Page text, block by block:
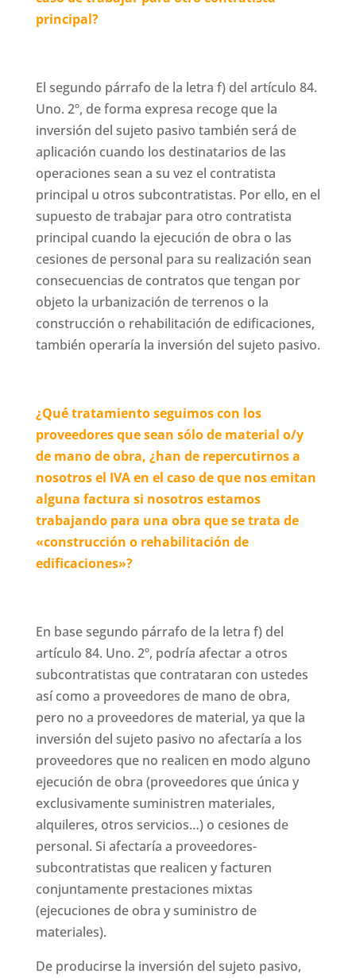
principal?
El segundo párrafo de la letra f) del artículo 84.
Uno. 2º, de forma expresa recoge que la
inversión del sujeto pasivo también será de
aplicación cuando los destinatarios de las
operaciones sean a su vez el contratista
principal u otros subcontratistas. Por ello, en el
supuesto de trabajar para otro contratista
principal cuando la ejecución de obra o las
cesiones de personal para su realización sean
consecuencias de contratos que tengan por
objeto la urbanización de terrenos o la
construcción o rehabilitación de edificaciones,
también operaría la inversión del sujeto pasivo.
¿Qué tratamiento seguimos con los
proveedores que sean sólo de material o/y
de mano de obra, ¿han de repercutirnos a
nosotros el IVA en el caso de que nos emitan
alguna factura si nosotros estamos
trabajando para una obra que se trata de
«construcción o rehabilitación de
edificaciones»?
En base segundo párrafo de la letra f) del
artículo 84. Uno. 2º, podría afectar a otros
subcontratistas que contrataran con ustedes
así como a proveedores de mano de obra,
pero no a proveedores de material, ya que la
inversión del sujeto pasivo no afectaría a los
proveedores que no realicen en modo alguno
ejecución de obra (proveedores que única y
exclusivamente suministren materiales,
alquileres, otros servicios…) o cesiones de
personal. Si afectaría a proveedores-
subcontratistas que realicen y facturen
conjuntamente prestaciones mixtas
(ejecuciones de obra y suministro de
materiales).
De producirse la inversión del sujeto pasivo,